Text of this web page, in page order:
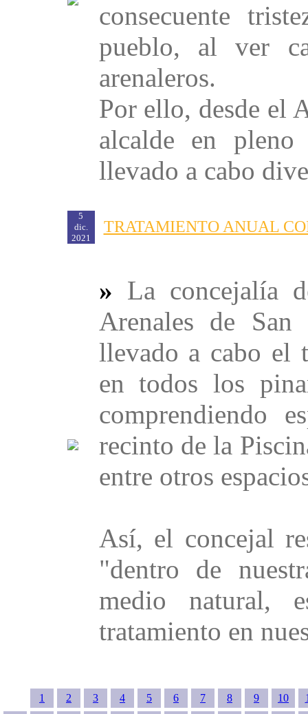
consecuente
pueblo, al ver
arenaleros.
Por ello, desde el
alcalde en
llevado a cabo
5
dic.
2021
TRATAMIENTO ANUAL
» La concejalía
Arenales de
llevado a cabo el
en todos los
comprendiendo
recinto de la
entre otros
Así, el concejal
"dentro de
medio natural,
tratamiento en
1 2 3 4 5 6 7 8 9 10